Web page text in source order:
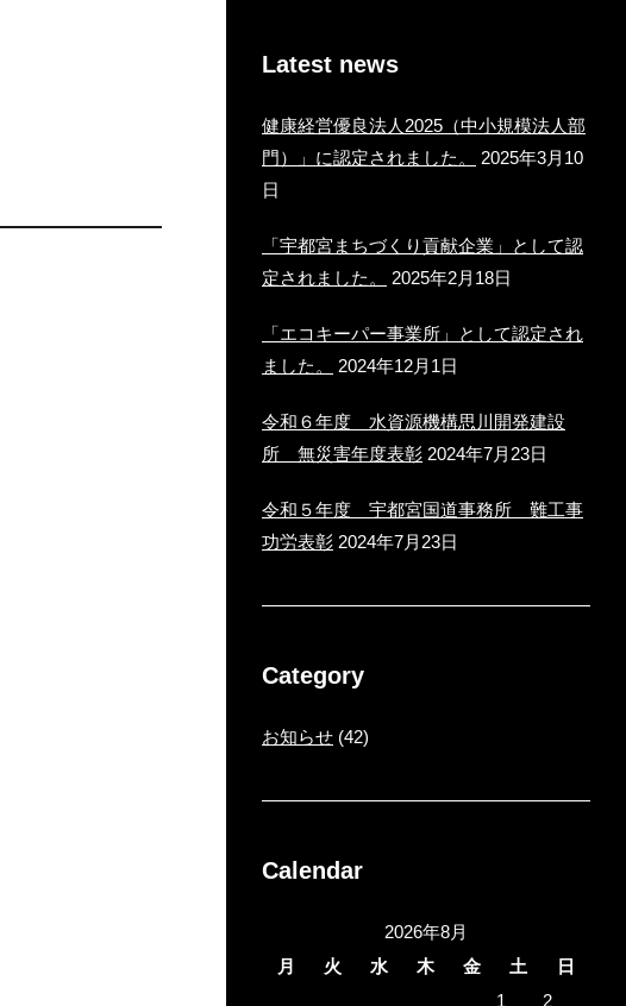
Latest news
健康経営優良法人2025（中小規模法人部
門）」に認定されました。
2025年3月10
日
「宇都宮まちづくり貢献企業」として認
定されました。
2025年2月18日
「エコキーパー事業所」として認定され
ました。
2024年12月1日
令和６年度 水資源機構思川開発建設
所 無災害年度表彰 2024年7月23日
令和５年度 宇都宮国道事務所 難工事
功労表彰 2024年7月23日
Category
お知らせ (42)
Calendar
2026年8月
月
火 水 木 金 土
日
1
2